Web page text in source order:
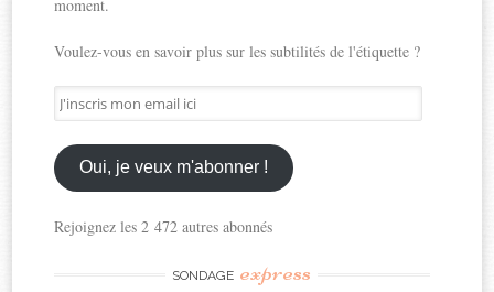
moment.
Voulez-vous en savoir plus sur les subtilités de l'étiquette ?
J'inscris
mon
email
ici
Oui, je veux m'abonner !
Rejoignez les 2 472 autres abonnés
SONDAGE express